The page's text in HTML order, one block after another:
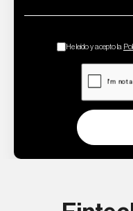
SAP
He leído y acepto la